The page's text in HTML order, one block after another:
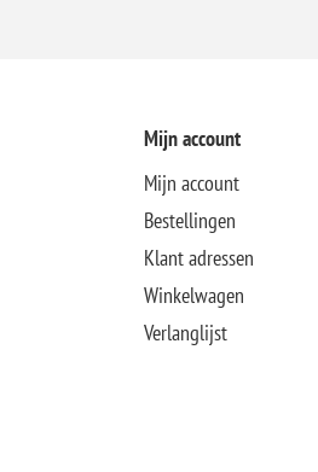
Mijn account
Mijn account
Bestellingen
Klant adressen
Winkelwagen
Verlanglijst